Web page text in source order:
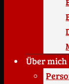
Über mich